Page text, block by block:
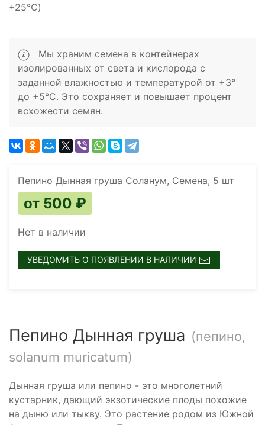
+25℃)
Мы храним семена в контейнерах
изолированных от света и кислорода с
заданной влажностью и температурой от +3°
до +5°C. Это сохраняет и повышает процент
всхожести семян.
Пепино Дынная груша Соланум, Семена, 5 шт
от 500 ₽
Нет в наличии
УВЕДОМИТЬ О ПОЯВЛЕНИИ В НАЛИЧИИ
Пепино Дынная груша (пепино,
solanum muricatum)
Дынная груша или пепино - это многолетний
кустарник, дающий экзотические плоды похожие
на дыню или тыкву. Это растение родом из Южной